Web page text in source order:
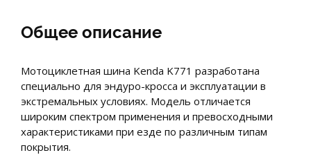
Общее описание
Мотоциклетная шина Kenda K771 разработана
специально для эндуро-кросса и эксплуатации в
экстремальных условиях. Модель отличается
широким спектром применения и превосходными
характеристиками при езде по различным типам
покрытия.